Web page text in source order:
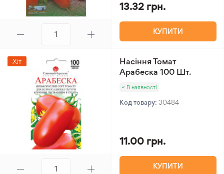
13.32 грн.
КУПИТИ
Хіт
Насіння Томат
Арабеска 100 Шт.
В наявності
Код товару: 30484
11.00 грн.
КУПИТИ